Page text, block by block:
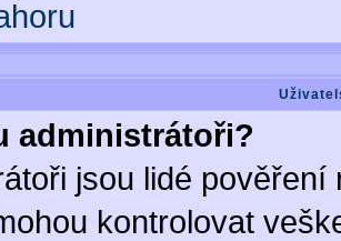
administrátoři?
jsou lidé
kontrolovat